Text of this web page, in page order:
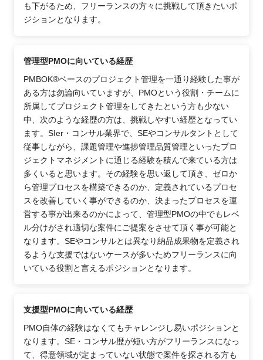
も下がるため、フリーランスの方々に挑戦して頂きたいポ
ジションとなります。
管理型PMOに向いている経歴
PMBOK®ベースのプロジェクト管理を一通り経験した事が
ある方は勿論向いていますが、PMOという役割・チームに
所属してプロジェクト管理をしてきたという方も少ない
中、次のような経歴の方は、挑戦しやすい経歴となってい
ます。SIer・コンサル業界で、SEやコンサルタントとして
従事しながら、課題管理や進捗管理品質管理といったプロ
ジェクトマネジメントに通じる経験を積んで来ている方は
多くいると思います。その経験を思い返して頂き、ゼロか
ら管理プロセスを構築できるのか、定義されているプロセ
スを改善していく事ができるのか、決まったプロセスを運
営する事が出来るのかによって、管理型PMOの中でもレベ
ル分けがされ適切な案件にご提案をさせて頂く事が可能と
なります。SEやコンサルとは異なり納品成果物を定義され
るような支援ではないケースが多いためフリーランスに向
いている役割と言えるポジションとなります。
支援型PMOに向いている経歴
PMO自体の経験はなくてもチャレンジし易いポジションと
なります。SE・コンサル歴が短い方がフリーランスになっ
て、得意領域が定まっていない状態で案件を探される方も